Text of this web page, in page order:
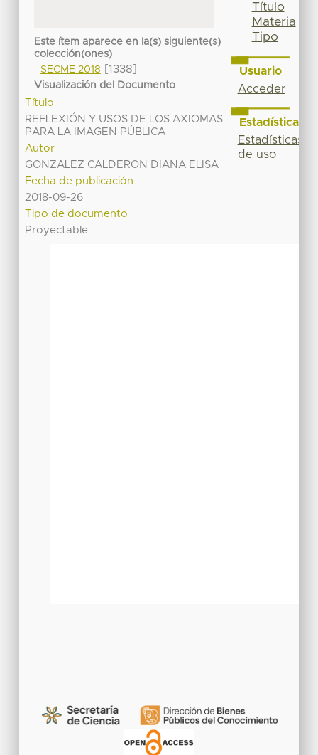
Este ítem aparece en la(s) siguiente(s)
colección(ones)
SECME 2018
[1338]
Visualización del Documento
Título
REFLEXIÓN Y USOS DE LOS AXIOMAS
PARA LA IMAGEN PÚBLICA
Autor
GONZALEZ CALDERON DIANA ELISA
Fecha de publicación
2018-09-26
Tipo de documento
Proyectable
Título
Materia
Tipo
Usuario
Acceder
Estadísticas
Estadísticas
de uso